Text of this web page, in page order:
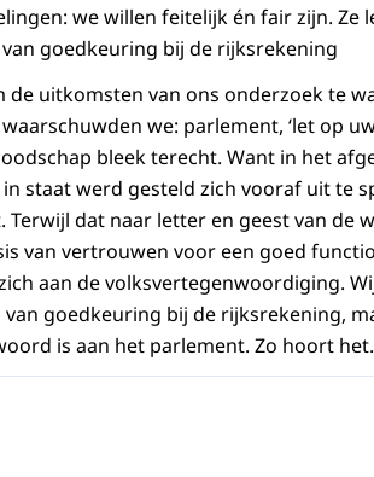
we willen feitelijk én fair zijn. Ze
goedkeuring bij de rijksrekening
uitkomsten van ons onderzoek te
we: parlement, ‘let op uw
bleek terecht. Want in het
staat werd gesteld zich vooraf uit te
dat naar letter en geest van de
van vertrouwen voor een goed
aan de volksvertegenwoordiging.
goedkeuring bij de rijksrekening,
is aan het parlement. Zo hoort het.